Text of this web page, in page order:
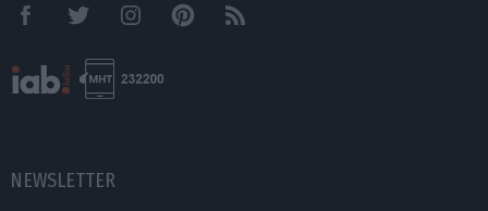
FacebookTwitter InstagramPinterestRSS feeds
NEWSLETTER